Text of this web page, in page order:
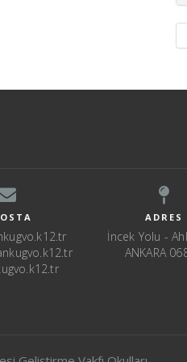
ADRES
İncek Yolu -
ANKARA